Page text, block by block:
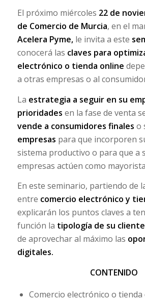
El próximo miércoles 22 de
de Comercio de Murcia, en el
Acelera Pyme,le invita a este
conocerá las claves para
electrónico o tienda online
a otras empresas o al
La estrategia a seguir en su
prioridades en la fase de venta
vende a consumidores finales o
empresas para que incorporen
sistema productivo o para que a
empresas actúen como
En este seminario, partiendo de
entre comercio electrónico y
explicarán los puntos claves a
función la tipología de su
de aprovechar al máximo las
digitales.
CONTENIDO
Comercio electrónico o tienda